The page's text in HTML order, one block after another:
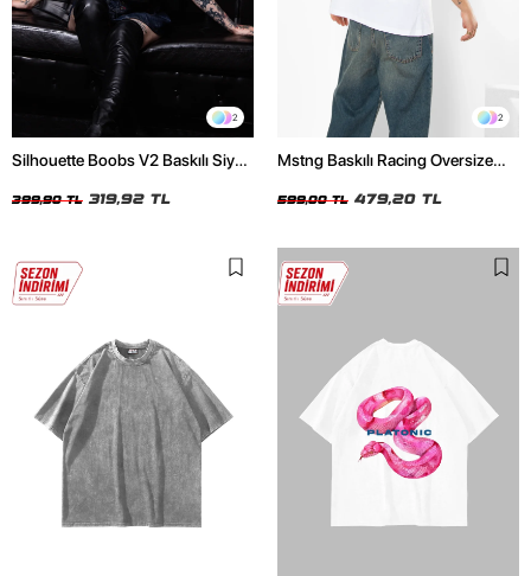
2
Silhouette Boobs V2 Baskılı Siyah
399,90 TL 319,92 TL
2
Mstng Baskılı Racing Oversize
599,00 TL 479,20 TL